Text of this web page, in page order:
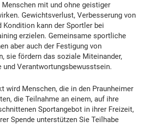
Menschen mit und ohne geistiger
Gewichtsverlust, Verbesserung von
Kondition kann der Sportler bei
erzielen. Gemeinsame sportliche
aber auch der Festigung von
sie fördern das soziale Miteinander,
und Verantwortungsbewusstsein.
wird Menschen, die in den Praunheimer
die Teilnahme an einem, auf ihre
Sportangebot in ihrer Freizeit,
Spende unterstützen Sie Teilhabe